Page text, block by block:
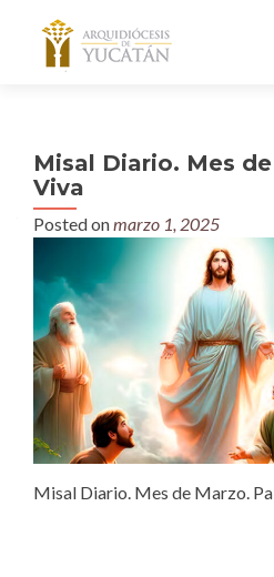
Misal Diario. Mes
Viva
Posted onmarzo 1, 2025
Misal Diario. Mes de Marzo.